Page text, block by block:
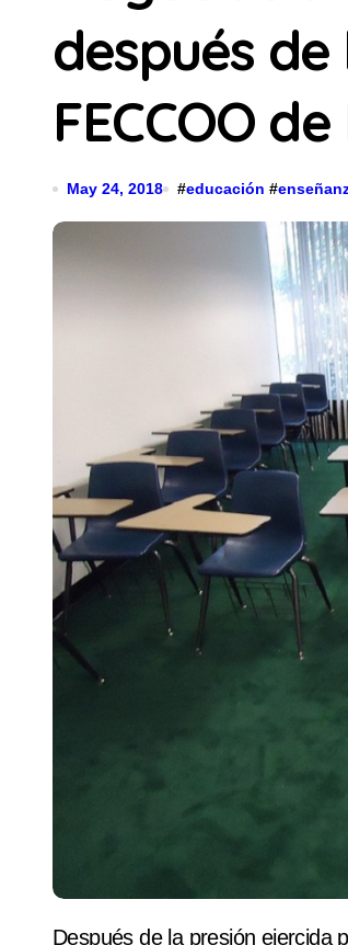
después
FECCOO
May 24, 2018 #educación #
Después de la presión